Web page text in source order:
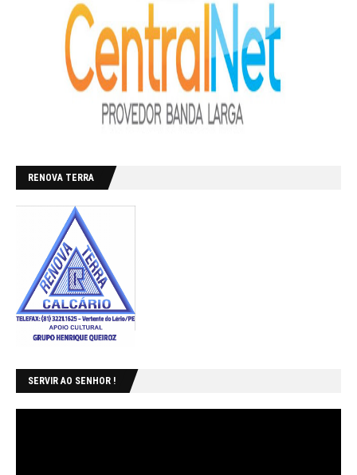
RENOVA TERRA
SERVIR AO SENHOR !